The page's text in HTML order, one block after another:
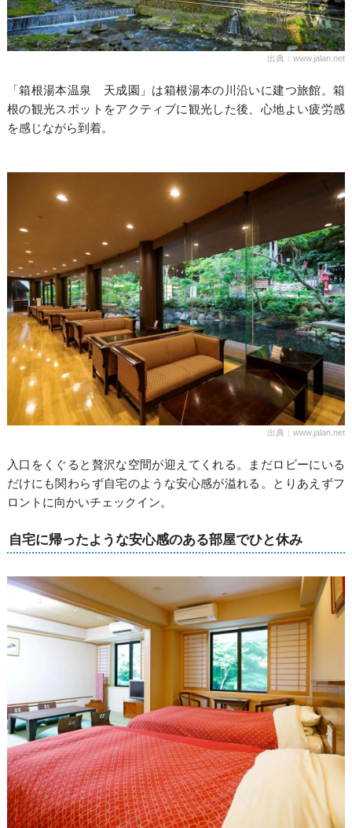
出典：www.jalan.net
「箱根湯本温泉 天成園」は箱根湯本の川沿いに建つ旅館。箱
根の観光スポットをアクティブに観光した後、心地よい疲労感
を感じながら到着。
出典：www.jalan.net
入口をくぐると贅沢な空間が迎えてくれる。まだロビーにいる
だけにも関わらず自宅のような安心感が溢れる。とりあえずフ
ロントに向かいチェックイン。
自宅に帰ったような安心感のある部屋でひと休み